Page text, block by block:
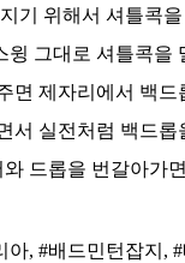
기 위해서 셔틀콕
그대로 셔틀콕을
면 제자리에서 백드
서 실전처럼 백드롭
드롭을 번갈아가
아, #배드민턴잡지,